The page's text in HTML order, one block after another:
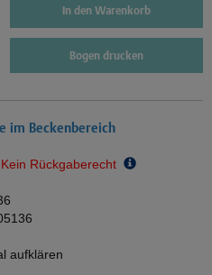
In den Warenkorb
Bogen drucken
im Beckenbereich
Rückgaberecht
aufklären